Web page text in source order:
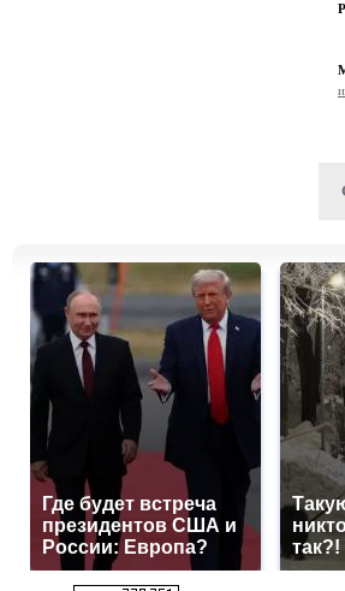
Где будет встреча
президентов США и
России: Европа?
так?!